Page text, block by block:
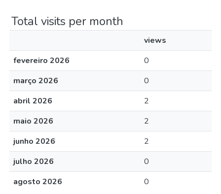
Total visits per month
views
fevereiro 2026
0
março 2026
0
abril 2026
2
maio 2026
2
junho 2026
2
julho 2026
0
agosto 2026
0